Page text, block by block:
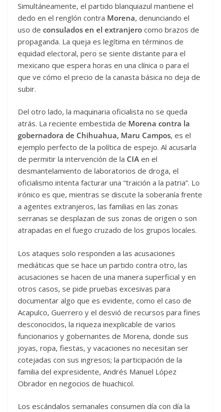
Simultáneamente, el partido blanquiazul mantiene el
dedo en el renglón contra Morena, denunciando el
uso de consulados en el extranjero como brazos de
propaganda. La queja es legítima en términos de
equidad electoral, pero se siente distante para el
mexicano que espera horas en una clínica o para el
que ve cómo el precio de la canasta básica no deja de
subir.
Del otro lado, la maquinaria oficialista no se queda
atrás. La reciente embestida de Morena contra la
gobernadora de Chihuahua, Maru Campos, es el
ejemplo perfecto de la política de espejo. Al acusarla
de permitir la intervención de la CIA en el
desmantelamiento de laboratorios de droga, el
oficialismo intenta facturar una “traición a la patria”. Lo
irónico es que, mientras se discute la soberanía frente
a agentes extranjeros, las familias en las zonas
serranas se desplazan de sus zonas de origen o son
atrapadas en el fuego cruzado de los grupos locales.
Los ataques solo responden a las acusaciones
mediáticas que se hace un partido contra otro, las
acusaciones se hacen de una manera superficial y en
otros casos, se pide pruebas excesivas para
documentar algo que es evidente, como el caso de
Acapulco, Guerrero y el desvió de recursos para fines
desconocidos, la riqueza inexplicable de varios
funcionarios y gobernantes de Morena, donde sus
joyas, ropa, fiestas, y vacaciones no necesitan ser
cotejadas con sus ingresos; la participación de la
familia del expresidente, Andrés Manuel López
Obrador en negocios de huachicol.
Los escándalos semanales consumen día con día la